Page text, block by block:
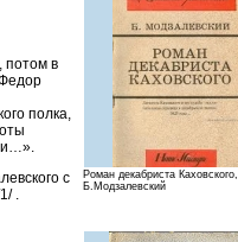
Роман декабриста Каховского,
Б.Модзалевский
потом в
полка,
с
.